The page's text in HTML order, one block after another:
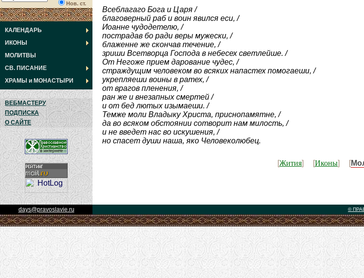
Нов. ст.
КАЛЕНДАРЬ
ИКОНЫ
МОЛИТВЫ
СВ. ПИСАНИЕ
ХРАМЫ и МОНАСТЫРИ
ВЕБМАСТЕРУ
ПОДПИСКА
О САЙТЕ
Всеблагаго Бога и Царя /
благоверный раб и воин явился еси, /
Иоанне чудодетелю, /
пострадав бо ради веры мужески, /
блаженне же скончав течение, /
зриши Всетворца Господа в небесех светлейше. /
От Негоже прием дарование чудес, /
страждущим человеком во всяких напастех помогаеши, /
укрепляеши воины в ратех, /
от врагов пленения, /
ран же и внезапных смертей /
и от бед лютых изымаеши. /
Темже моли Владыку Христа, приснопамятне, /
да во всяком обстоянии сотворит нам милость, /
и не введет нас во искушения, /
но спасет души наша, яко Человеколюбец.
[Жития] [Иконы] [
days@pravoslavie.ru ©